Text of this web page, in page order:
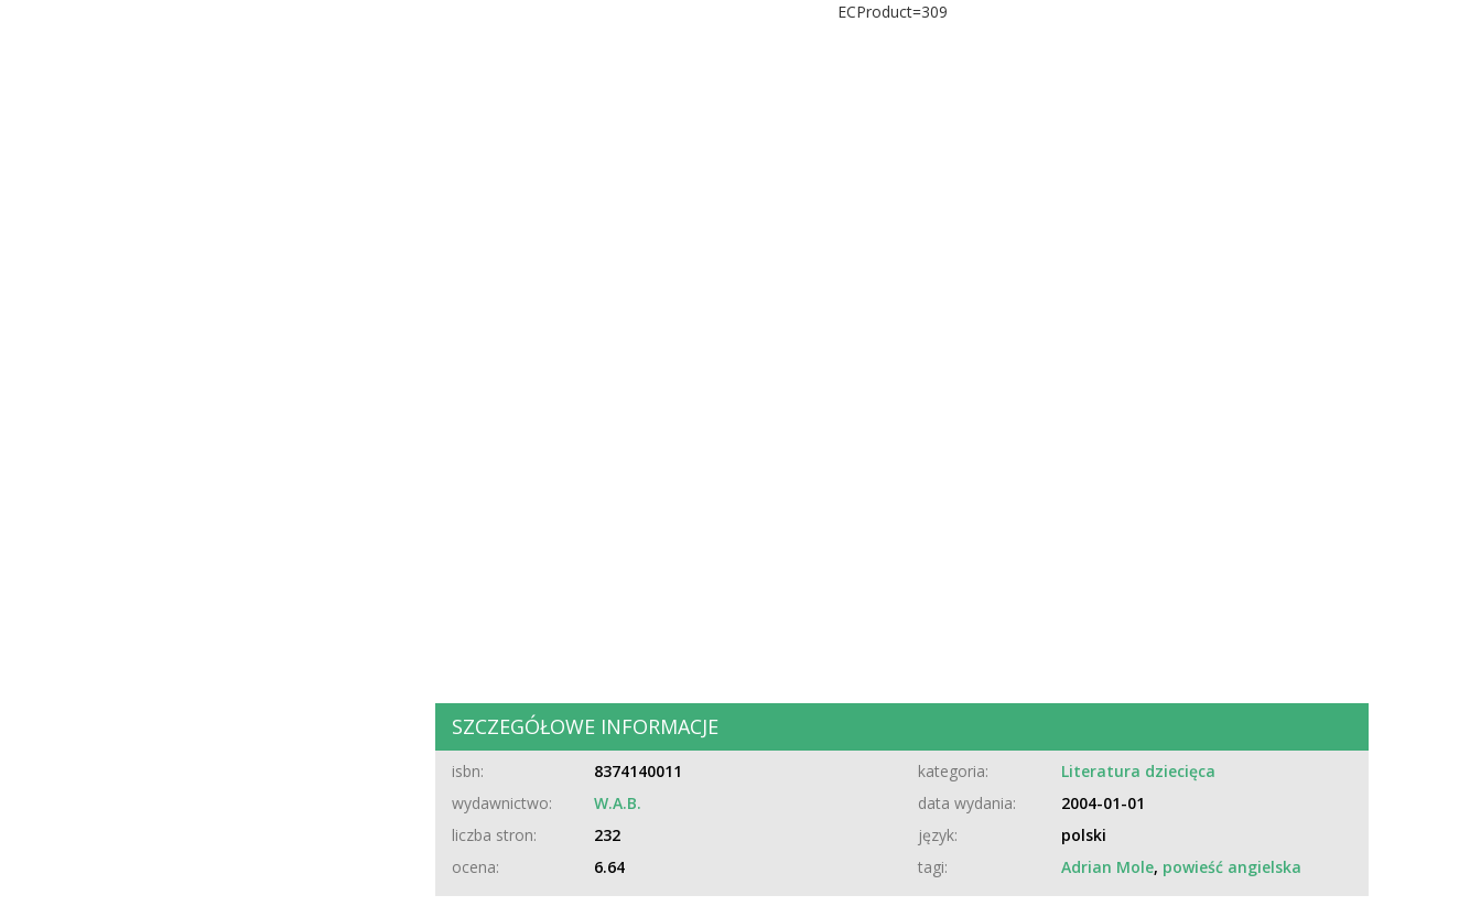
ECProduct=309
SZCZEGÓŁOWE INFORMACJE
isbn: 8374140011 kategoria:
Literatura dziecięca
wydawnictwo:
W.A.B. data wydania:
2004-01-01
liczba stron:
232 język:
polski
ocena:
6.64 tagi: Adrian Mole, powieść angielska